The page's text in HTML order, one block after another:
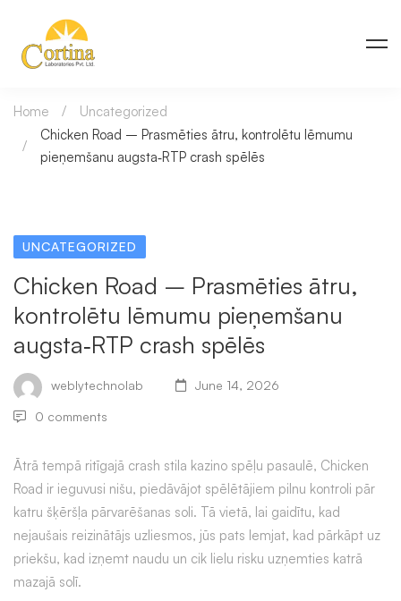
Home
Uncategorized
Chicken Road – Prasmēties ātru, kontrolētu lēmumu
pieņemšanu augsta‑RTP crash spēlēs
UNCATEGORIZED
Chicken Road – Prasmēties ātru,
kontrolētu lēmumu pieņemšanu
augsta‑RTP crash spēlēs
weblytechnolab June 14, 2026
0 comments
Ātrā tempā ritīgajā crash stila kazino spēļu pasaulē, Chicken
Road ir ieguvusi nišu, piedāvājot spēlētājiem pilnu kontroli pār
katru šķēršļa pārvarēšanas soli. Tā vietā, lai gaidītu, kad
nejaušais reizinātājs uzliesmos, jūs pats lemjat, kad pārkāpt uz
priekšu, kad izņemt naudu un cik lielu risku uzņemties katrā
mazajā solī.